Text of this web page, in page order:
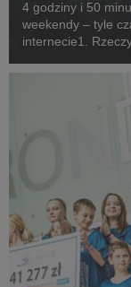
4 godziny i 50
weekendy – tyle
internecie1.